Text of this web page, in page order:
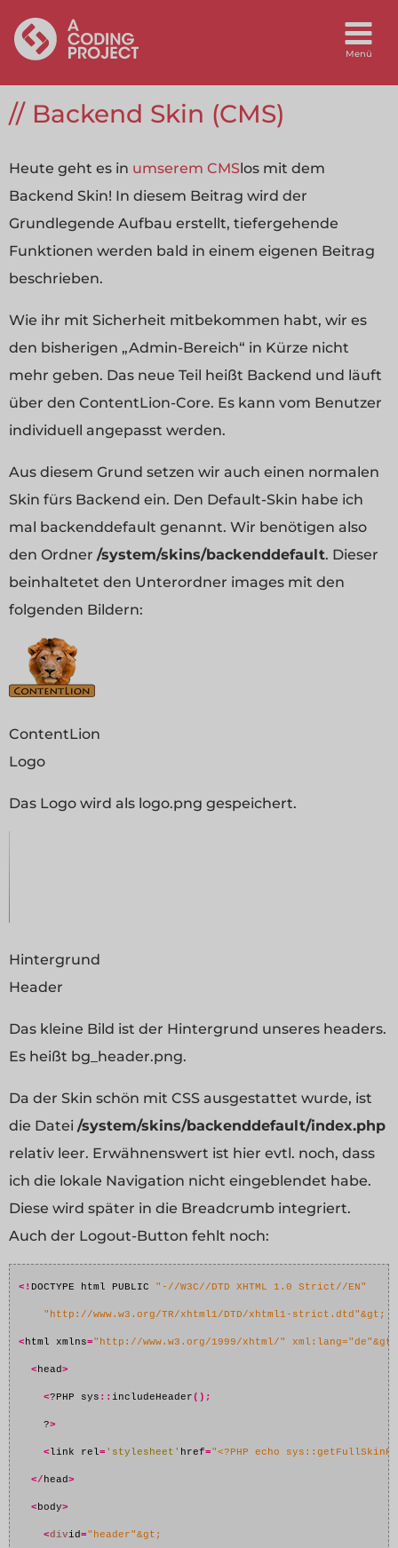
Backend Skin (CMS)
Heute geht es in umserem CMSlos mit dem
Backend Skin! In diesem Beitrag wird der
Grundlegende Aufbau erstellt, tiefergehende
Funktionen werden bald in einem eigenen Beitrag
beschrieben.
Wie ihr mit Sicherheit mitbekommen habt, wir es
den bisherigen „Admin-Bereich“ in Kürze nicht
mehr geben. Das neue Teil heißt Backend und läuft
über den ContentLion-Core. Es kann vom Benutzer
individuell angepasst werden.
Aus diesem Grund setzen wir auch einen normalen
Skin fürs Backend ein. Den Default-Skin habe ich
mal backenddefault genannt. Wir benötigen also
den Ordner /system/skins/backenddefault. Dieser
beinhaltetet den Unterordner images mit den
folgenden Bildern:
ContentLion
Logo
Das Logo wird als logo.png gespeichert.
Hintergrund
Header
Das kleine Bild ist der Hintergrund unseres headers.
Es heißt bg_header.png.
Da der Skin schön mit CSS ausgestattet wurde, ist
die Datei /system/skins/backenddefault/index.php
relativ leer. Erwähnenswert ist hier evtl. noch, dass
ich die lokale Navigation nicht eingeblendet habe.
Diese wird später in die Breadcrumb integriert.
Auch der Logout-Button fehlt noch:
<! DOCTYPE html PUBLIC "-//W3C//DTD XHTML 1.0 Strict//EN"
"http://www.w3.org/TR/xhtml1/DTD/xhtml1-strict.dtd"&gt;
< html xmlns="http://www.w3.org/1999/xhtml/" xml:lang="de"&gt;
< head>
<?PHP sys :: includeHeader();
    ?
>
<link rel= 'stylesheet' href="<?PHP echo
</ head>
< body>
<divid="header"&gt;